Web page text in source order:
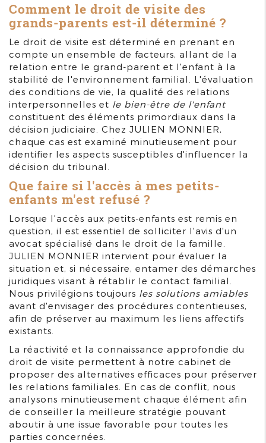
Comment le droit de visite des
grands-parents est-il déterminé ?
Le droit de visite est déterminé en prenant en
compte un ensemble de facteurs, allant de la
relation entre le grand-parent et l'enfant à la
stabilité de l'environnement familial. L'évaluation
des conditions de vie, la qualité des relations
interpersonnelles et le bien-être de l'enfant
constituent des éléments primordiaux dans la
décision judiciaire. Chez JULIEN MONNIER,
chaque cas est examiné minutieusement pour
identifier les aspects susceptibles d'influencer la
décision du tribunal.
Que faire si l'accès à mes petits-
enfants m'est refusé ?
Lorsque l'accès aux petits-enfants est remis en
question, il est essentiel de solliciter l'avis d'un
avocat spécialisé dans le droit de la famille.
JULIEN MONNIER intervient pour évaluer la
situation et, si nécessaire, entamer des démarches
juridiques visant à rétablir le contact familial.
Nous privilégions toujours les solutions amiables
avant d'envisager des procédures contentieuses,
afin de préserver au maximum les liens affectifs
existants.
La réactivité et la connaissance approfondie du
droit de visite permettent à notre cabinet de
proposer des alternatives efficaces pour préserver
les relations familiales. En cas de conflit, nous
analysons minutieusement chaque élément afin
de conseiller la meilleure stratégie pouvant
aboutir à une issue favorable pour toutes les
parties concernées.